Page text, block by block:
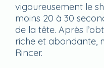
vigoureusement le
moins 20 à 30
de la tête. Après
riche et abondante,
Rincer.